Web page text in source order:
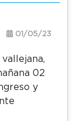
01/05/23
02
y